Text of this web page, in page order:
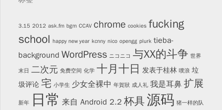
3.15 2012 ask.fm bgm CCAV chrome cookies fucking
school happy new year kcnny nico opengg plurk tieba-
background WordPress ニコニコ 与XX的斗争 世界
末日 二次元 免费空间 化学 十月十日 发表于桂林 噗浪 垃
圾评论 宅 小学生 少女全裸中 年賀狀 成人礼 我是耳鼻扩展
新年 日常 来自 Android 2.2 杯具源码 猪一样的队